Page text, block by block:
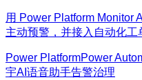
用 Power Platform Monitor
主动预警，并接入自动化工
Power PlatformPower
宇AI语音助手告警治理